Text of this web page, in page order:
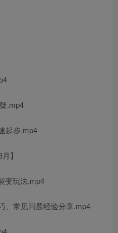
.mp4
起步.mp4
】
变玩法.mp4
、常见问题经验分享.mp4